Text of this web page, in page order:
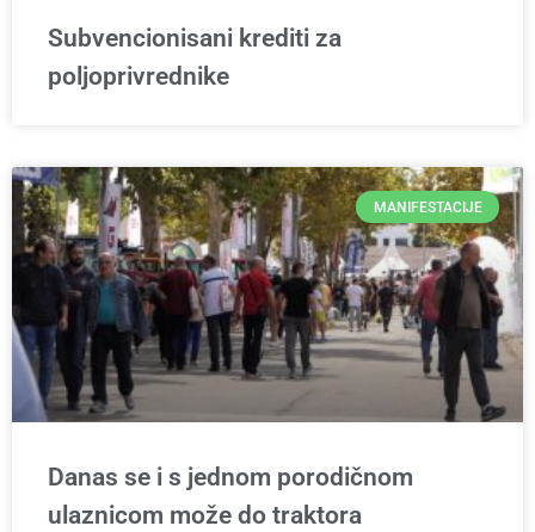
Subvencionisani krediti za
poljoprivrednike
MANIFESTACIJE
Danas se i s jednom porodičnom
ulaznicom može do traktora